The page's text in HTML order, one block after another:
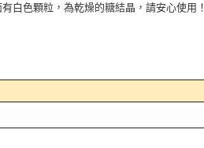
白色顆粒，為乾燥的糖結晶，請安心使用！